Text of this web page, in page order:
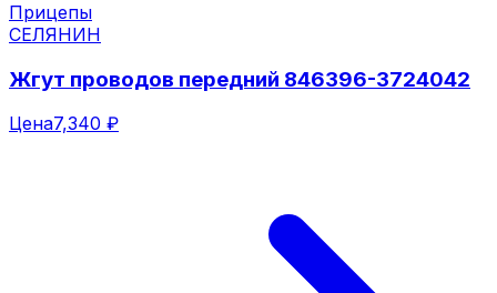
Прицепы
СЕЛЯНИН
Жгут проводов передний 846396-3724042
Цена7,340 ₽